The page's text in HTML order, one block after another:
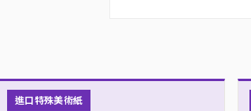
進口特殊美術紙